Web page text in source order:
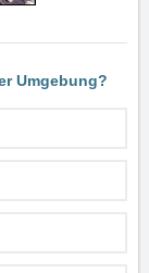
Umgebung?